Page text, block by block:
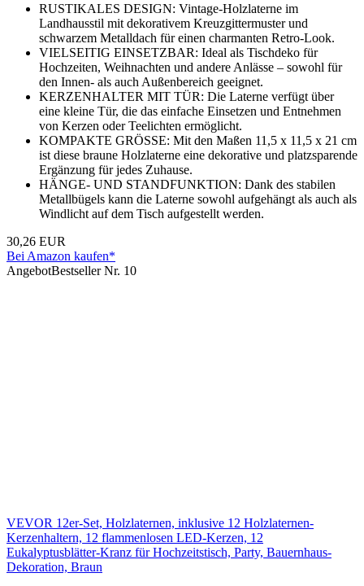
RUSTIKALES DESIGN: Vintage-Holzlaterne im
Landhausstil mit dekorativem Kreuzgittermuster und
schwarzem Metalldach für einen charmanten Retro-Look.
VIELSEITIG EINSETZBAR: Ideal als Tischdeko für
Hochzeiten, Weihnachten und andere Anlässe – sowohl für
den Innen- als auch Außenbereich geeignet.
KERZENHALTER MIT TÜR: Die Laterne verfügt über
eine kleine Tür, die das einfache Einsetzen und Entnehmen
von Kerzen oder Teelichten ermöglicht.
KOMPAKTE GRÖSSE: Mit den Maßen 11,5 x 11,5 x 21 cm
ist diese braune Holzlaterne eine dekorative und platzsparende
Ergänzung für jedes Zuhause.
HÄNGE- UND STANDFUNKTION: Dank des stabilen
Metallbügels kann die Laterne sowohl aufgehängt als auch als
Windlicht auf dem Tisch aufgestellt werden.
30,26 EUR
Bei Amazon kaufen*
AngebotBestseller Nr. 10
VEVOR 12er-Set, Holzlaternen, inklusive 12 Holzlaternen-
Kerzenhaltern, 12 flammenlosen LED-Kerzen, 12
Eukalyptusblätter-Kranz für Hochzeitstisch, Party, Bauernhaus-
Dekoration, Braun